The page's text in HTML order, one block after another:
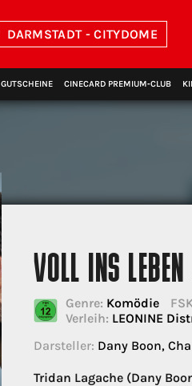
DARMSTADT - CITYDOME
GUTSCHEINE CINECARD PREMIUM‑CLUB
VOLL INS
Genre: Komödie
Verleih: LEONINE
Darsteller: Dany Boon,
Tridan Lagache (Dany